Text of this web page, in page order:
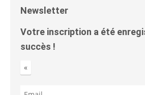
Newsletter
Votre inscription a été
succès !
«